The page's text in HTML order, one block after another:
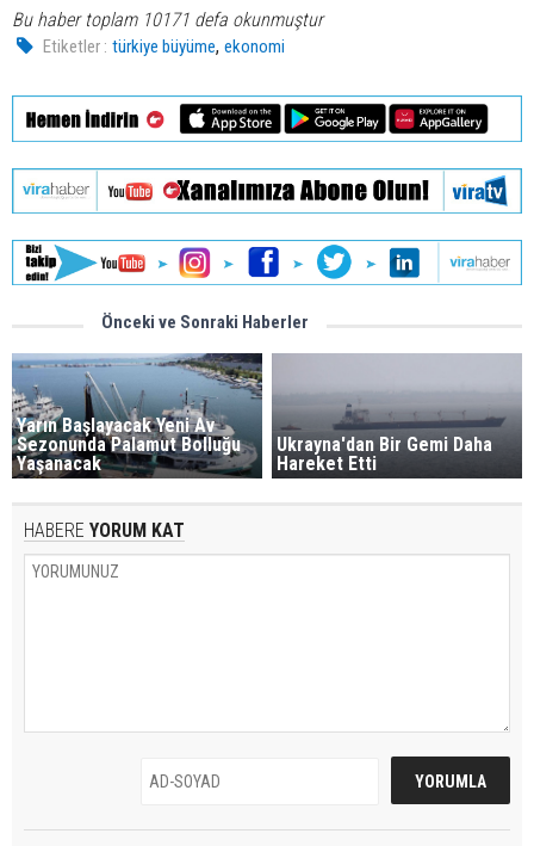
Bu haber toplam 10171 defa okunmuştur
Etiketler : türkiye büyüme,ekonomi
Önceki ve Sonraki Haberler
Yarın Başlayacak Yeni Av
Sezonunda Palamut Bolluğu
Yaşanacak
Ukrayna'dan Bir Gemi Daha
Hareket Etti
HABERE YORUM KAT